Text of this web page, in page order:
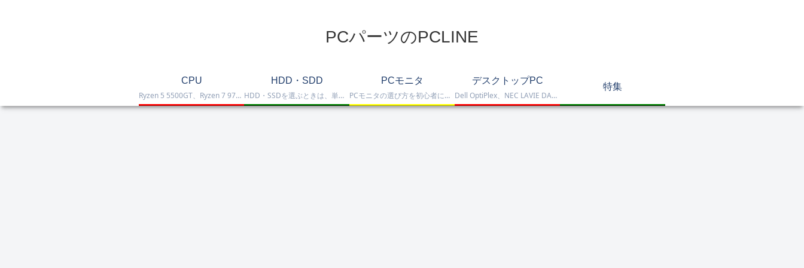
PCパーツのPCLINE
CPU
Ryzen 5 5500GT、Ryzen 7 9700X、Ryzen 7 9800X3D、Core Ultra 7 265K、Core i5-12400などを掲載したCPU一覧です。性能・価格・用途を比較しながら、自作PCやゲーミング向けの最適な1台を選べます。
HDD・SDD
HDD・SSDを選ぶときは、単に容量だけを見るのではなく、保存重視なのか、高速化したいのか、NAS運用なのか、外付けで使いたいのかまで整理して選ぶことが大切です。このカテゴリでは、HDDとSSDの基本的な違いを踏まえつつ、保存容量をしっかり確保したい方向けのHDD、高速起動や作業効率を重視したい方向けのSSD、さらにNAS向けHDDやNVMe SSD、SATA SSD、外付けストレージまで比較しや…
PCモニタ
PCモニタの選び方を初心者にも分かりやすく解説。ゲーミングモニタ、4K・高画質モニタ、モバイルモニタ、仕事・普段使い向けモニタまで、用途別に比較しやすくまとめています。
デスクトップPC
Dell OptiPlex、NEC LAVIE DA770、HP DT 24-cr2000、ASUS V470VAK、Dell 24 AIO EC24250などを掲載したデスクトップPC一覧です。一体型や整備済み品を比較しながら、用途に合うモデルを選べます。
特集